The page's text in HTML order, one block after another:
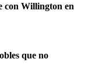
con Willington en
que no